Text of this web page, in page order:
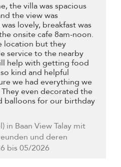
the villa was spacious
the view was
lovely, breakfast was
onsite cafe 8am-noon.
location but they
service to the nearby
help with getting food
kind and helpful
we had everything we
even decorated the
balloons for our birthday
in Baan View Talay mit
und deren
bis 05/2026